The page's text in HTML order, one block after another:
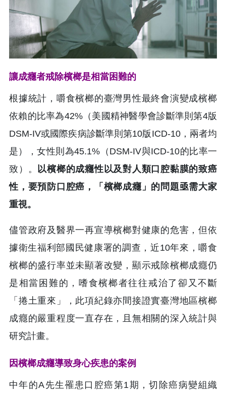
讓成癮者戒除檳榔是相當困難的
根據統計，嚼食檳榔的臺灣男性最終會演變成檳榔
依賴的比率為42%（美國精神醫學會診斷準則第4版
DSM-IV或國際疾病診斷準則第10版ICD-10，兩者均
是），女性則為45.1%（DSM-IV與ICD-10的比率一
致）。
以檳榔的成癮性以及對人類口腔黏膜的致癌
性，要預防口腔癌，「檳榔成癮」的問題亟需大家
重視。
儘管政府及醫界一再宣導檳榔對健康的危害，但依
據衛生福利部國民健康署的調查，近10年來，嚼食
檳榔的盛行率並未顯著改變，顯示戒除檳榔成癮仍
是相當困難的，嗜食檳榔者往往戒治了卻又不斷
「捲土重來」，此項紀錄亦間接證實臺灣地區檳榔
成癮的嚴重程度一直存在，且無相關的深入統計與
研究計畫。
因檳榔成癮導致身心疾患的案例
中年的A先生罹患口腔癌第1期，切除癌病變組織